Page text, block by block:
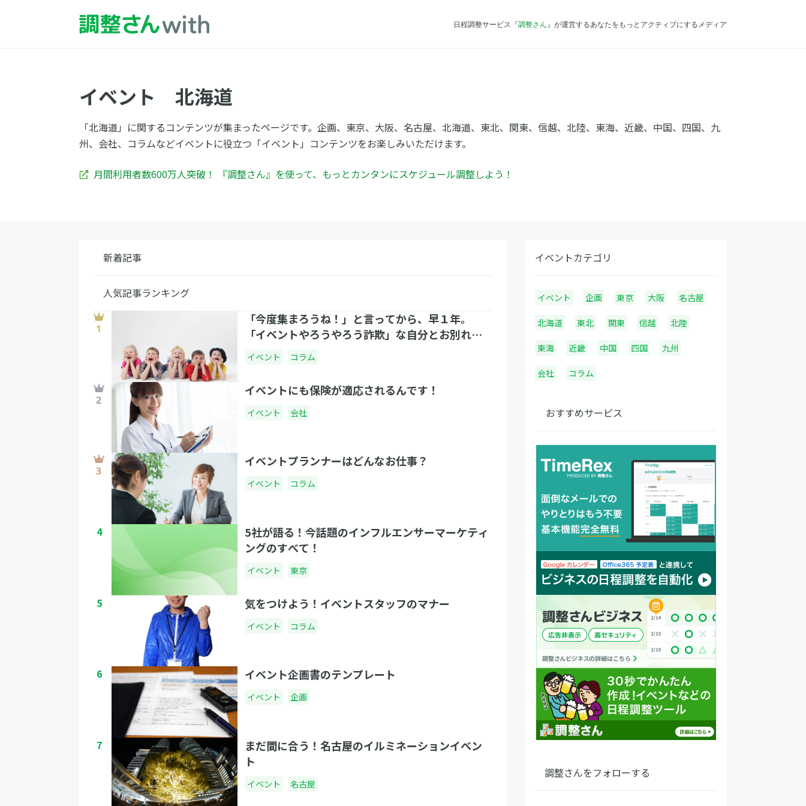
日程調整サービス『調整さん 』が運営するあなたをもっとアクティブにするメディア
イベント 北海道
「北海道」に関するコンテンツが集まったページです。企画、東京、大阪、名古屋、北海道、東北、関東、信越、北陸、東海、近畿、中国、四国、九
州、会社、コラムなどイベントに役立つ「イベント」コンテンツをお楽しみいただけます。
月間利用者数600万人突破！ 『調整さん』を使って、もっとカンタンにスケジュール調整しよう！
新着記事
人気記事ランキング
「今度集まろうね！」と言ってから、早１年。
「イベントやろうやろう詐欺」な自分とお別れし
イベント コラム
イベントにも保険が適応されるんです！
イベント 会社
イベントプランナーはどんなお仕事？
イベント コラム
4
5社が語る！今話題のインフルエンサーマーケティ
ングのすべて！
イベント 東京
5 気をつけよう！イベントスタッフのマナー
イベント コラム
6 イベント企画書のテンプレート
イベント 企画
7
まだ間に合う！名古屋のイルミネーションイベン
ト
イベント 名古屋
イベントカテゴリ
イベント 企画 東京 大阪 名古屋
北海道 東北 関東 信越 北陸
東海 近畿 中国 四国 九州
会社 コラム
おすすめサービス
調整さんをフォローする